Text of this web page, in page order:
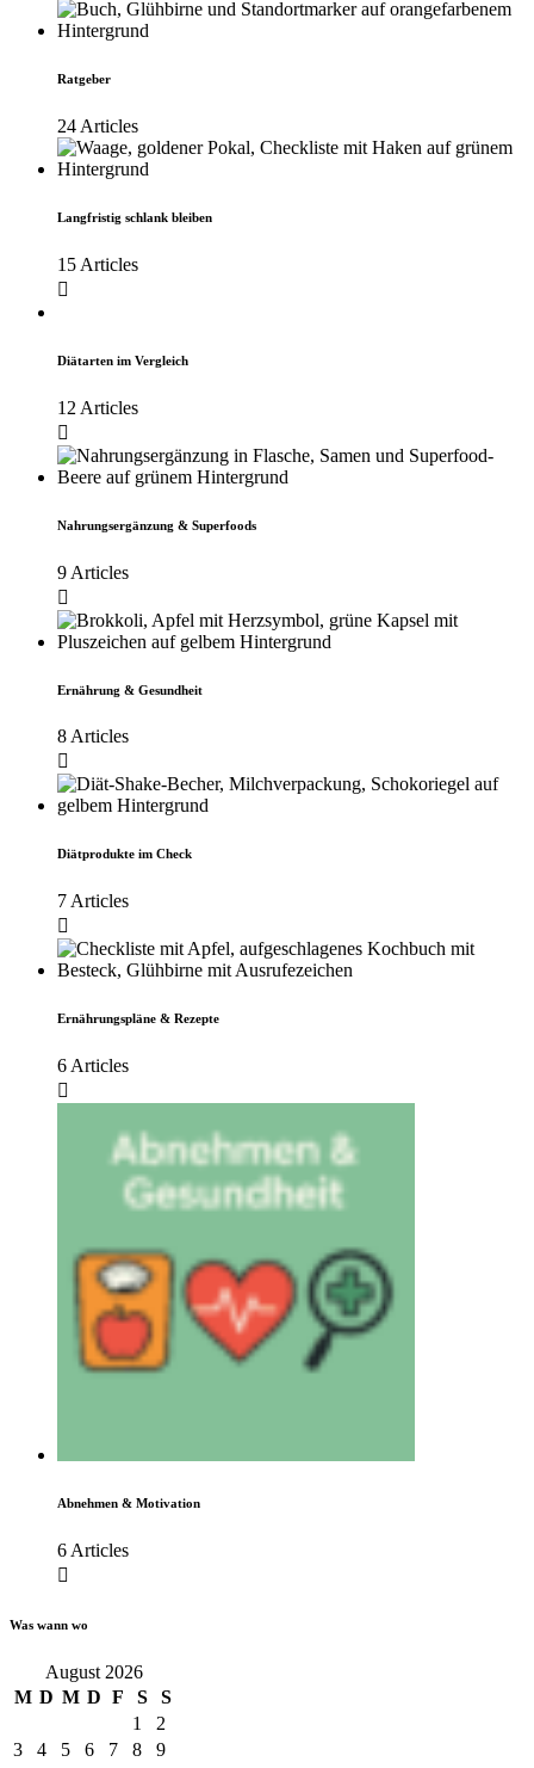
Ratgeber
24 Articles
Langfristig schlank bleiben
15 Articles
Diätarten im Vergleich
12 Articles
Nahrungsergänzung & Superfoods
9 Articles
Ernährung & Gesundheit
8 Articles
Diätprodukte im Check
7 Articles
Ernährungspläne & Rezepte
6 Articles
Abnehmen & Motivation
6 Articles
Was wann wo
August 2026
M D M D F S
S
1
2
3
4 5 6 7 8
9